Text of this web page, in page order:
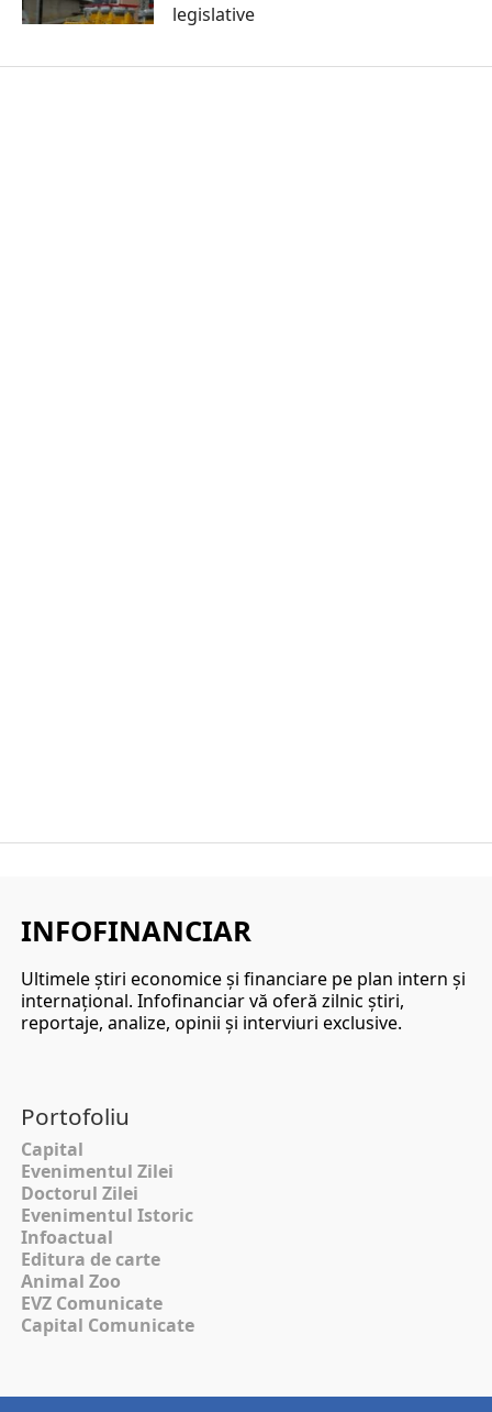
legislative
INFOFINANCIAR
Ultimele ştiri economice şi financiare pe plan intern şi
internaţional. Infofinanciar vă oferă zilnic ştiri,
reportaje, analize, opinii şi interviuri exclusive.
Portofoliu
Capital
Evenimentul Zilei
Doctorul Zilei
Evenimentul Istoric
Infoactual
Editura de carte
Animal Zoo
EVZ Comunicate
Capital Comunicate